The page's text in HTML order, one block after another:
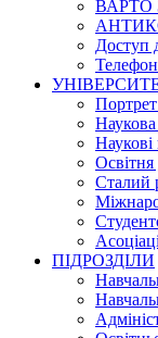
ВАРТО
Доступ
Наукова
Наукові
Освітня
Сталий
ПІДРОЗДІЛИ